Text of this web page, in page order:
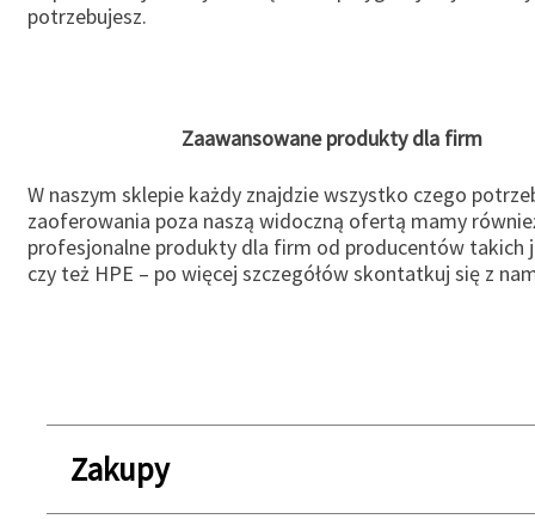
potrzebujesz.
Zaawansowane produkty dla firm
W naszym sklepie każdy znajdzie wszystko czego
zaoferowania poza naszą widoczną ofertą mamy
profesjonalne produkty dla firm od producentów takich
czy też HPE – po więcej szczegółów skontatkuj się z
Zakupy